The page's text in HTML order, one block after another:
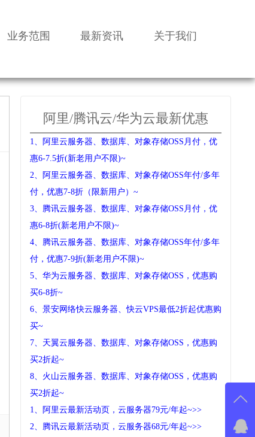
业务范围 最新资讯 关于我们
阿里/腾讯云/华为云最新优惠
1、阿里云服务器、数据库、对象存储OSS月付，优
惠6-7.5折(新老用户不限)~
2、阿里云服务器、数据库、对象存储OSS年付/多年
付，优惠7-8折（限新用户）~
3、腾讯云服务器、数据库、对象存储OSS月付，优
惠6-8折(新老用户不限)~
4、腾讯云服务器、数据库、对象存储OSS年付/多年
付，优惠7-9折(新老用户不限)~
5、华为云服务器、数据库、对象存储OSS，优惠购
买6-8折~
6、景安网络快云服务器、快云VPS最低2折起优惠购
买~
7、天翼云服务器、数据库、对象存储OSS，优惠购
买2折起~
8、火山云服务器、数据库、对象存储OSS，优惠购
买2折起~
1、阿里云最新活动页，云服务器79元/年起~>>
2、腾讯云最新活动页，云服务器68元/年起~>>
在线